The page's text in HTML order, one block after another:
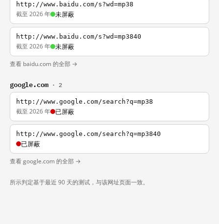
http://www.baidu.com/s?wd=mp38
截至 2026 年 未屏蔽
http://www.baidu.com/s?wd=mp3840
截至 2026 年 未屏蔽
查看 baidu.com 的全部 →
google.com · 2
http://www.google.com/search?q=mp38
截至 2026 年 已屏蔽
http://www.google.com/search?q=mp3840
已屏蔽
查看 google.com 的全部 →
所示判定基于最近 90 天的测试，与该网址页面一致。